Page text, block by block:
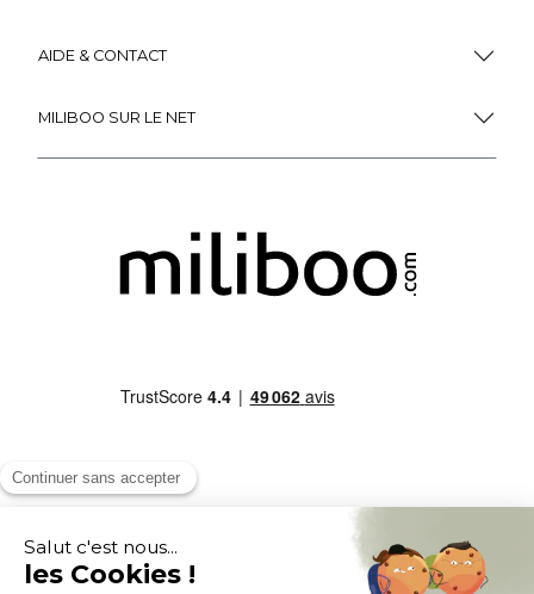
AIDE & CONTACT
MILIBOO SUR LE NET